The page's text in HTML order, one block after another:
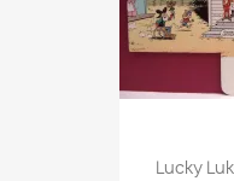
Lucky